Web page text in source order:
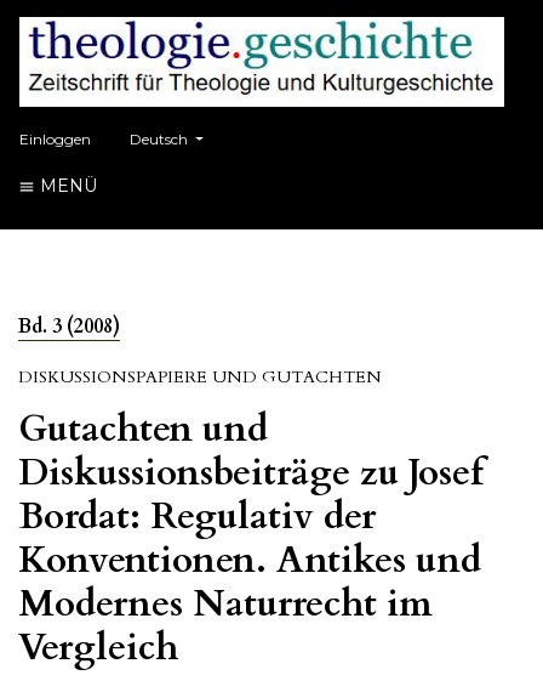
Einloggen ##plugins.themes.healthSciences.language.toggle##
Deutsch
MENÜ
Bd. 3 (2008)
DISKUSSIONSPAPIERE UND GUTACHTEN
Gutachten und
Diskussionsbeiträge zu Josef
Bordat: Regulativ der
Konventionen. Antikes und
Modernes Naturrecht im
Vergleich